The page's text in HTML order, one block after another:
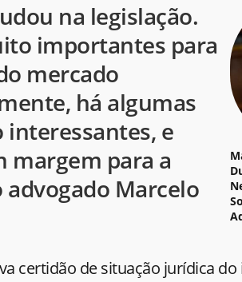
na legislação.
importantes para
mercado
há algumas
e
margem para a
advogado Marcelo
certidão de situação jurídica